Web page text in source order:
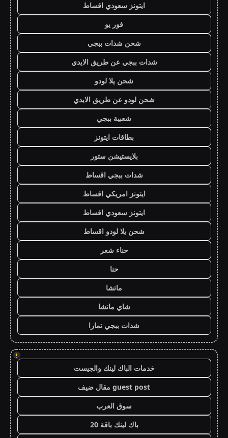
ايتونز سعودي اقساط
فور يو
شحن شدات ببجي
شدات ببجي عن طريق الايدي
شحن يلا لودو
شحن لودو عن طريق الايدي
شعبية ببجي
بطاقات ايتونز
بلايستيشن ستور
شدات ببجي اقساط
ايتونز امريكي اقساط
ايتونز سعودي اقساط
شحن يلا لودو اقساط
حناء شعر
حنا
ماتشا
شاي ماتشا
شدات ببجي تمارا
!
خدمات الباك لينك والجيست
guest post مقال ضيف
سوق العرب
باك لينك باقة 20